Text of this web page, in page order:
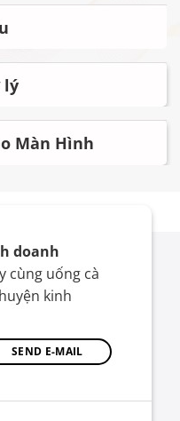
lý
Màn Hình
doanh
cùng uống cà
kinh
SEND E-MAIL